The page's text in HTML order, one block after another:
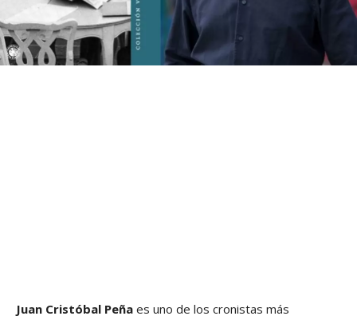
Juan Cristóbal Peña es uno de los cronistas más